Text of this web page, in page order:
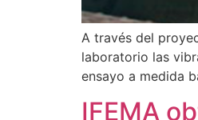
A través del
laboratorio las
ensayo a medida
IFEMA